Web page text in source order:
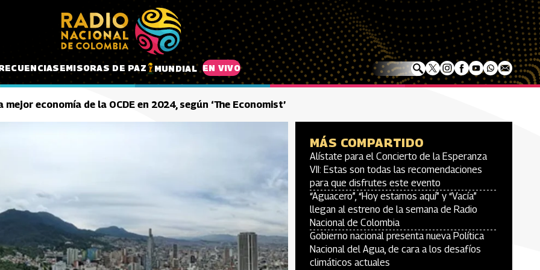
EMISORAS DE PAZ MUNDIAL EN VIVO
economía de la OCDE en 2024, según ‘The Economist’
MÁS COMPARTIDO
Alístate para el Concierto de la Esperanza
VII: Estas son todas las recomendaciones
para que disfrutes este evento
“Aguacero”, “Hoy estamos aquí” y “Vacía”
llegan al estreno de la semana de Radio
Nacional de Colombia
Gobierno nacional presenta nueva Política
Nacional del Agua, de cara a los desafíos
climáticos actuales